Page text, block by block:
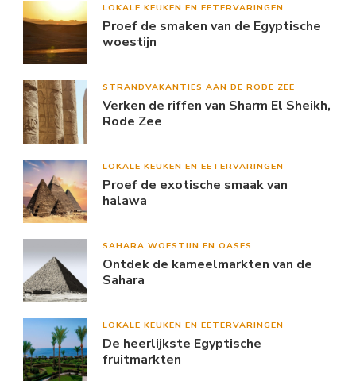
LOKALE KEUKEN EN EETERVARINGEN
Proef de smaken van de Egyptische
woestijn
STRANDVAKANTIES AAN DE RODE ZEE
Verken de riffen van Sharm El Sheikh,
Rode Zee
LOKALE KEUKEN EN EETERVARINGEN
Proef de exotische smaak van
halawa
SAHARA WOESTIJN EN OASES
Ontdek de kameelmarkten van de
Sahara
LOKALE KEUKEN EN EETERVARINGEN
De heerlijkste Egyptische
fruitmarkten